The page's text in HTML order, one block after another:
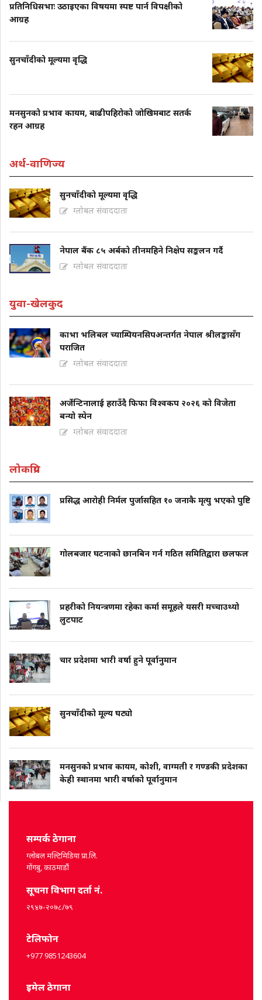
प्रतिनिधिसभाः उठाइएका विषयमा स्पष्ट पार्न विपक्षीको
आग्रह
सुनचाँदीको मूल्यमा वृद्धि
मनसुनको प्रभाव कायम, बाढीपहिरोको जोखिमबाट सतर्क
रहन आग्रह
अर्थ-वाणिज्य
सुनचाँदीको मूल्यमा वृद्धि
ग्लोबल संवाददाता
नेपाल बैंक ८५ अर्बको तीनमहिने निक्षेप सङ्कलन गर्दै
ग्लोबल संवाददाता
युवा-खेलकुद
काभा भलिबल च्याम्पियनसिपअन्तर्गत नेपाल श्रीलङ्कासँग
पराजित
ग्लोबल संवाददाता
अर्जेन्टिनालाई हराउँदै फिफा विश्वकप २०२६ को विजेता
बन्यो स्पेन
ग्लोबल संवाददाता
लोकप्रिय
प्रसिद्ध आरोही निर्मल पुर्जासहित १० जनाकै मृत्यु भएको पुष्टि
गोलबजार घटनाको छानबिन गर्न गठित समितिद्वारा छलफल
प्रहरीको नियन्त्रणमा रहेका कर्मा समूहले यसरी मच्चाउथ्यो
लुटपाट
चार प्रदेशमा भारी वर्षा हुने पूर्वानुमान
सुनचाँदीको मूल्य घट्यो
मनसुनको प्रभाव कायम, कोशी, वाग्मती र गण्डकी प्रदेशका
केही स्थानमा भारी वर्षाको पूर्वानुमान
सम्पर्क ठेगाना
ग्लोबल मल्टिमिडिया प्रा.लि.
गोंगबु, काठमाडौं
सूचना विभाग दर्ता नं.
२९४७-२०७८/७९
टेलिफोन
+977 9851243604
इमेल ठेगाना